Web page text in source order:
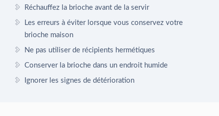
Réchauffez la brioche avant de la servir
Les erreurs à éviter lorsque vous conservez votre
brioche maison
Ne pas utiliser de récipients hermétiques
Conserver la brioche dans un endroit humide
Ignorer les signes de détérioration